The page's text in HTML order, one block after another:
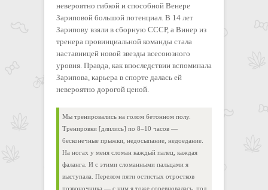
невероятно гибкой и способной Венере
Зариповой большой потенциал. В 14 лет
Зарипову взяли в сборную СССР, а Винер из
тренера провинциальной команды стала
наставницей новой звезды всесоюзного
уровня. Правда, как впоследствии вспоминала
Зарипова, карьера в спорте далась ей
невероятно дорогой ценой.
Мы тренировались на голом бетонном полу.
Тренировки [длились] по 8–10 часов —
бесконечные прыжки, недосыпание, недоедание.
На ногах у меня сломан каждый палец, каждая
фаланга. И с этими сломанными пальцами я
выступала. Перелом пяти остистых отростков
позвоночника — с ним я тоже соревновалась, под